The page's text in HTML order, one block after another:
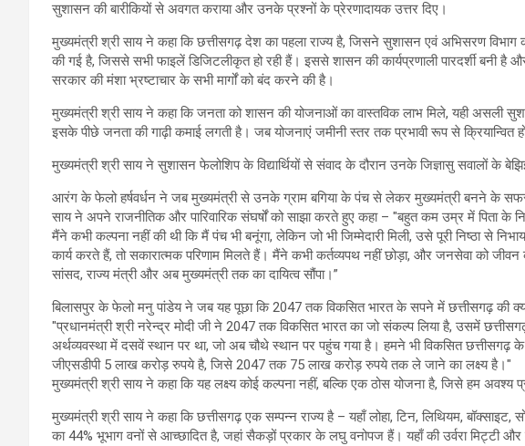
सुशासन की बारीकियों से अवगत कराया और उनके प्रश्नों के प्रेरणादायक उत्तर दिए।
मुख्यमंत्री श्री साय ने कहा कि छत्तीसगढ़ देश का पहला राज्य है, जिसने सुशासन एवं अभिसरण
की गई है, जिससे सभी फाइलें डिजिटलीकृत हो रही हैं। इससे शासन की कार्यप्रणाली पारदर्शी बनी
सरकार की मंशा भ्रष्टाचार के सभी मार्गों को बंद करने की है।
मुख्यमंत्री श्री साय ने कहा कि जनता को शासन की योजनाओं का वास्तविक लाभ मिले, यही असली
इसके पीछे जनता की गाढ़ी कमाई लगती है। जब योजनाएं जमीनी स्तर तक प्रभावी रूप से क्रियान्वित
मुख्यमंत्री श्री साय ने सुशासन फेलोशिप के विद्यार्थियों से संवाद के दौरान उनके जिज्ञासु सवालों के
आरंग के फेलो हर्षवर्धन ने जब मुख्यमंत्री से उनके ग्राम बगिया के पंच से लेकर मुख्यमंत्री बनने के सफर
साय ने अपने राजनीतिक और पारिवारिक संघर्षों को साझा करते हुए कहा – "बहुत कम उम्र में पिता के
मैंने कभी कल्पना नहीं की थी कि मैं पंच भी बनूंगा, लेकिन जो भी जिम्मेदारी मिली, उसे पूरी निष्ठा से
कार्य करते हैं, तो सकारात्मक परिणाम मिलते हैं। मैंने कभी कर्तव्यपथ नहीं छोड़ा, और जनसेवा को
सांसद, राज्य मंत्री और अब मुख्यमंत्री तक का दायित्व सौंपा।”
बिलासपुर के फेलो मनु पांडेय ने जब यह पूछा कि 2047 तक विकसित भारत के सपने में छत्तीसगढ़ की क्या
"प्रधानमंत्री श्री नरेन्द्र मोदी जी ने 2047 तक विकसित भारत का जो संकल्प लिया है, उसमें
अर्थव्यवस्था में दसवें स्थान पर था, जो अब चौथे स्थान पर पहुंच गया है। हमने भी विकसित छत्तीसगढ़ के
जीएसडीपी 5 लाख करोड़ रुपये है, जिसे 2047 तक 75 लाख करोड़ रुपये तक ले जाने का लक्ष्य है।"
मुख्यमंत्री श्री साय ने कहा कि यह लक्ष्य कोई कल्पना नहीं, बल्कि एक ठोस योजना है, जिसे हम अवश्य
मुख्यमंत्री श्री साय ने कहा कि छत्तीसगढ़ एक सम्पन्न राज्य है – यहाँ लोहा, टिन, लिथियम,
का 44% भूभाग वनों से आच्छादित है, जहां सैकड़ों प्रकार के लघु वनोपज हैं। यहाँ की उर्वरा मिट्टी